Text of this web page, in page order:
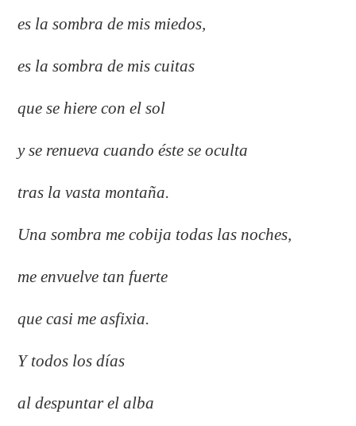
es la sombra de mis miedos,
es la sombra de mis cuitas
que se hiere con el sol
y se renueva cuando éste se oculta
tras la vasta montaña.
Una sombra me cobija todas las noches,
me envuelve tan fuerte
que casi me asfixia.
Y todos los días
al despuntar el alba